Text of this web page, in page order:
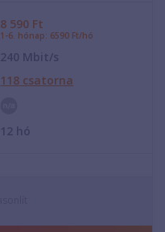
8 590 Ft
1-6. hónap: 6590 Ft/hó
240 Mbit/s
118 csatorna
12 hó